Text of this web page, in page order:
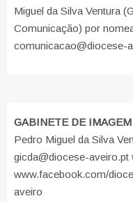
Miguel da Silva Ventura
Comunicação) por
comunicacao@diocese-
GABINETE DE
Pedro Miguel da Silva
gicda@diocese-
www.facebook.com/
aveiro